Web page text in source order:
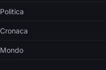
Politica
Cronaca
Mondo